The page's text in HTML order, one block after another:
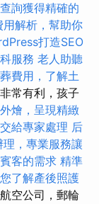
詢獲得精確的
用解析，幫助你
打造SEO
服務 老人助聽
費用，了解土
常有利，孩子
燴，呈現精緻
給專家處理 后
，專業服務讓
客的需求 精準
了解產後照護
空公司，郵輪